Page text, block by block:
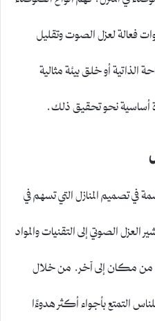
فعالة لعزل الصوت وتقليل
الذاتية أو خلق بيئة مثالية
أساسية نحو تحقيق ذلك.
في تصميم المنازل التي تسهم في
الصوتي إلى التقنيات والمواد
من مكان إلى آخر. من خلال
التمتع بأجواء أكثر هدوءًا